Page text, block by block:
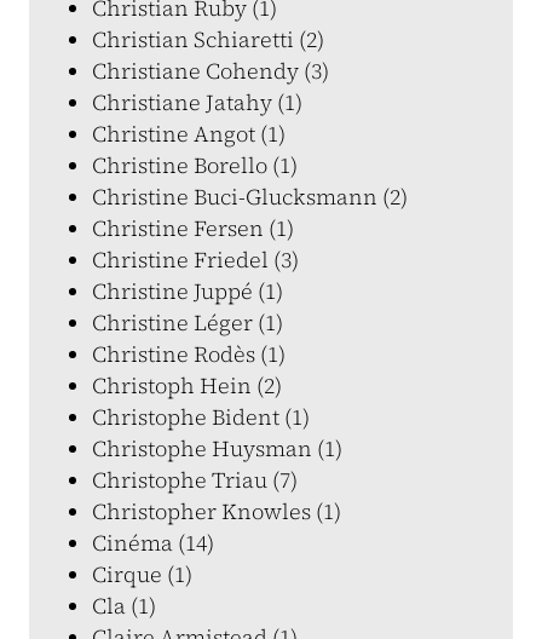
Christian Ruby (1)
Christian Schiaretti (2)
Christiane Cohendy (3)
Christiane Jatahy (1)
Christine Angot (1)
Christine Borello (1)
Christine Buci-Glucksmann (2)
Christine Fersen (1)
Christine Friedel (3)
Christine Juppé (1)
Christine Léger (1)
Christine Rodès (1)
Christoph Hein (2)
Christophe Bident (1)
Christophe Huysman (1)
Christophe Triau (7)
Christopher Knowles (1)
Cinéma (14)
Cirque (1)
Cla (1)